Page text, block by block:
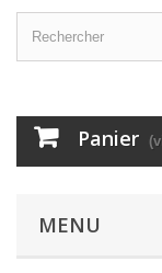
Panier
MENU